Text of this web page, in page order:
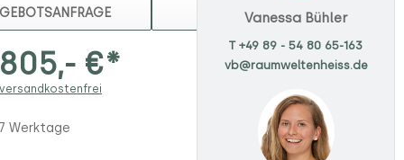
MERKEN
€*
Werktage
Vanessa Bühler
T +49 89 - 54 80 65-163
vb@raumweltenheiss.de